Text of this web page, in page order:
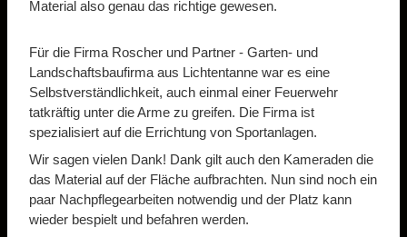
Material also genau das richtige gewesen.
Für die Firma Roscher und Partner - Garten- und
Landschaftsbaufirma aus Lichtentanne war es eine
Selbstverständlichkeit, auch einmal einer Feuerwehr
tatkräftig unter die Arme zu greifen. Die Firma ist
spezialisiert auf die Errichtung von Sportanlagen.
Wir sagen vielen Dank! Dank gilt auch den Kameraden die
das Material auf der Fläche aufbrachten. Nun sind noch ein
paar Nachpflegearbeiten notwendig und der Platz kann
wieder bespielt und befahren werden.